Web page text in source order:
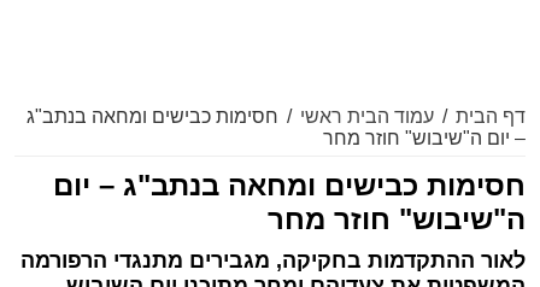
דף הבית / עמוד הבית ראשי / חסימות כבישים ומחאה בנתב"ג
– יום ה"שיבוש" חוזר מחר
חסימות כבישים ומחאה בנתב"ג – יום
ה"שיבוש" חוזר מחר
לאור ההתקדמות בחקיקה, מגבירים מתנגדי הרפורמה